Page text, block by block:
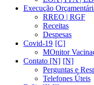
Execução
RREO | RGF
Receitas
Despesas
Covid-19
MOnitor
Contato [N]
Perguntas e
Telefones Úteis